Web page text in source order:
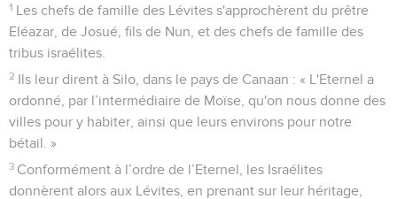
1 Les chefs de famille des Lévites s'approchèrent du prêtre
Eléazar, de Josué, fils de Nun, et des chefs de famille des
tribus israélites.
2 Ils leur dirent à Silo, dans le pays de Canaan : « L'Eternel a
ordonné, par l’intermédiaire de Moïse, qu'on nous donne des
villes pour y habiter, ainsi que leurs environs pour notre
bétail. »
3 Conformément à l’ordre de l’Eternel, les Israélites
donnèrent alors aux Lévites, en prenant sur leur héritage,